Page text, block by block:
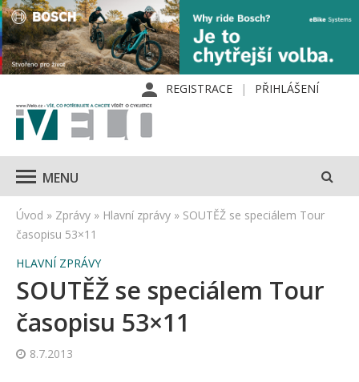
REGISTRACE PŘIHLÁŠENÍ
MENU
Úvod » Zprávy » Hlavní zprávy » SOUTĚŽ se speciálem Tour
časopisu 53×11
HLAVNÍ ZPRÁVY
SOUTĚŽ se speciálem Tour
časopisu 53×11
8.7.2013